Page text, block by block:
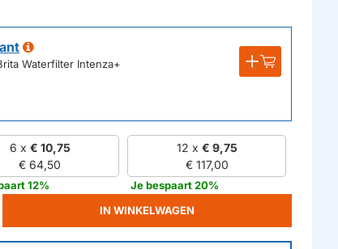
Waterfilter Intenza+
6 x € 10,75
€ 64,50
12%
12 x € 9,75
€ 117,00
Je bespaart 20%
IN WINKELWAGEN